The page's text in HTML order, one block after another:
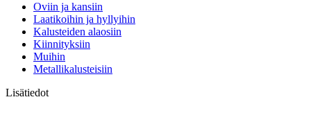
Oviin ja kansiin
Laatikoihin ja hyllyihin
Kalusteiden alaosiin
Kiinnityksiin
Muihin
Metallikalusteisiin
Lisätiedot